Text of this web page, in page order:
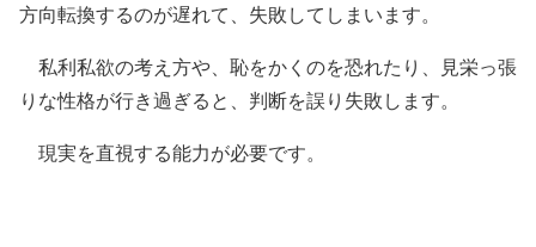
方向転換するのが遅れて、失敗してしまいます。
私利私欲の考え方や、恥をかくのを恐れたり、見栄っ張
りな性格が行き過ぎると、判断を誤り失敗します。
現実を直視する能力が必要です。